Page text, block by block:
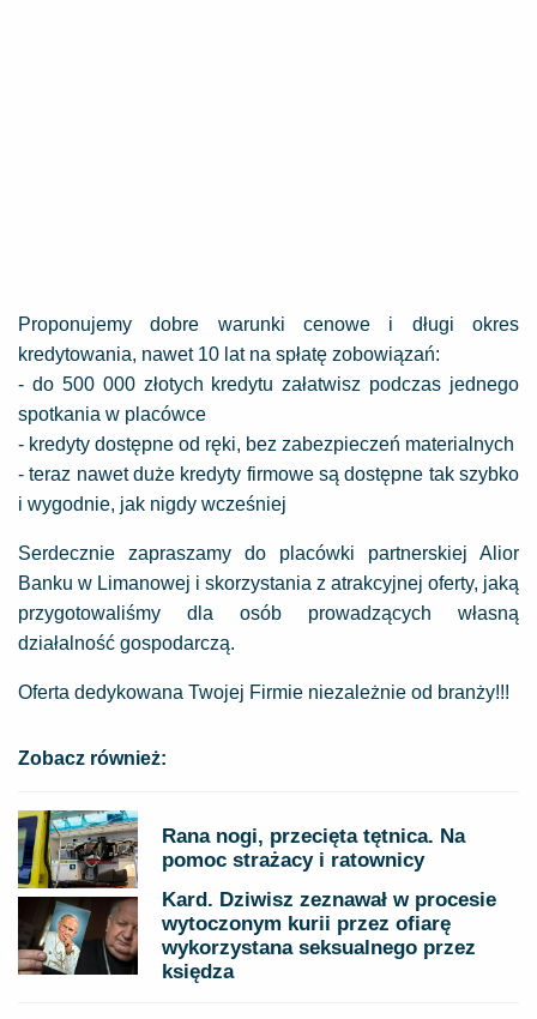
Proponujemy dobre warunki cenowe i długi okres
kredytowania, nawet 10 lat na spłatę zobowiązań:
- do 500 000 złotych kredytu załatwisz podczas jednego
spotkania w placówce
- kredyty dostępne od ręki, bez zabezpieczeń materialnych
- teraz nawet duże kredyty firmowe są dostępne tak szybko
i wygodnie, jak nigdy wcześniej
Serdecznie zapraszamy do placówki partnerskiej Alior
Banku w Limanowej i skorzystania z atrakcyjnej oferty, jaką
przygotowaliśmy dla osób prowadzących własną
działalność gospodarczą.
Oferta dedykowana Twojej Firmie niezależnie od branży!!!
Zobacz również:
Rana nogi, przecięta tętnica. Na
pomoc strażacy i ratownicy
Kard. Dziwisz zeznawał w procesie
wytoczonym kurii przez ofiarę
wykorzystana seksualnego przez
księdza